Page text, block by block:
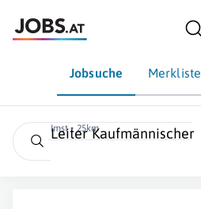
Jobsuche Merkliste
Imst • 25km
Leiter Kaufmännischer